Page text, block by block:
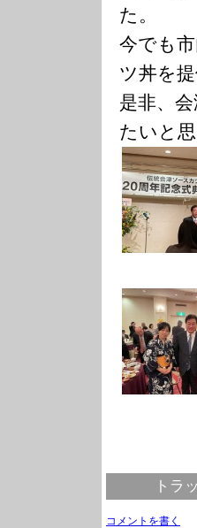
た。
今でも
ツ丼を
是非、
たいと思
トラ
コメントを書く